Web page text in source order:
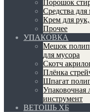
Порошок
Средства
Крем для рук,
Прочее
УПАКОВКА
Мешок
для мусора
Скотч
Плёнка
Шпагат
Упаковочная
инструмент
ВЕТОШЬ ХБ